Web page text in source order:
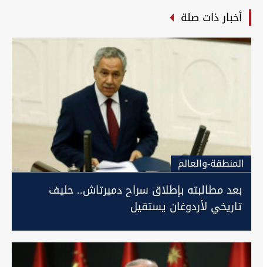
أخبار ذات صلة
المنطقة-والعالم
بعد مطالبته بإطلاق سراح دميرتاش.. حليف
تاريخي لأردوغان يستقيل